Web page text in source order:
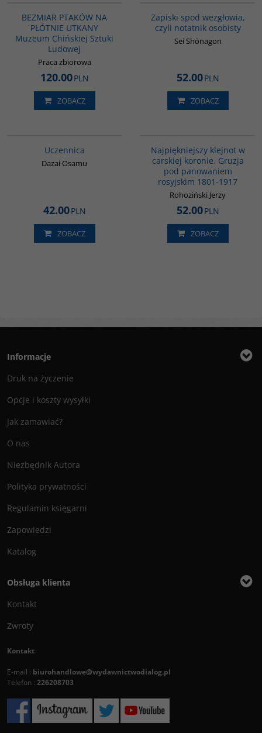
BEZMIAR PTAKÓW NA
PŁÓTNIE UTKANY
Muzeum Chińskiej Sztuki
Ludowej
Praca zbiorowa
120.00PLN
ZOBACZ
Zapiski spod wezgłowia,
czyli notatnik osobisty
Sei Shōnagon
52.00PLN
ZOBACZ
Uczennica
Dazai Osamu
42.00PLN
ZOBACZ
Najpiękniejszy klejnot w
carskiej koronie. Gruzja
pod panowaniem
rosyjskim 1801-1917
Rohoziński Jerzy
52.00PLN
ZOBACZ
Informacje
Druk na życzenie
Opcje i koszty wysyłki
Jak zamawiać?
O nas
Niezbędnik Autora
Polityka prywatności
Regulamin księgarni
Zapowiedzi
Katalog
Obsługa klienta
Kontakt
Zwroty
Kontakt
E-mail : biurohandlowe@wydawnictwodialog.pl
Telefon : 226208703